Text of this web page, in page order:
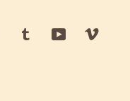
InstagramTumblr YouTube